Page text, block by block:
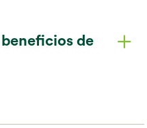
de
plus